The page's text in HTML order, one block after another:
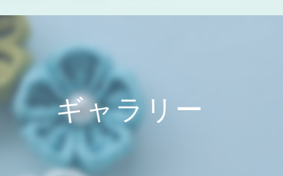
ギャラリー